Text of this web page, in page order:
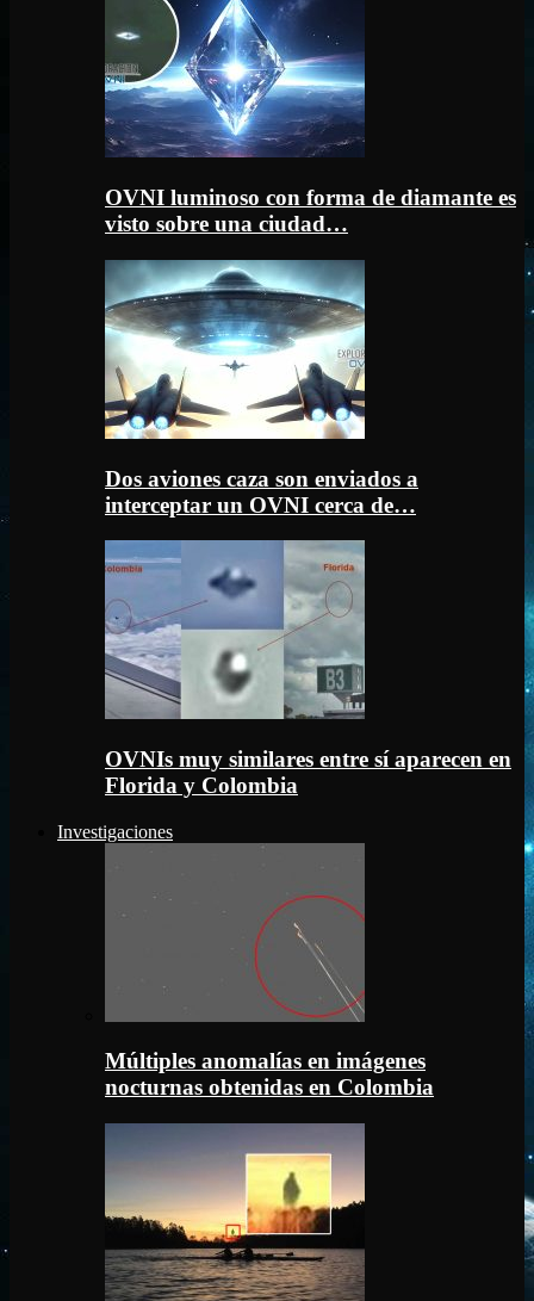
OVNI luminoso con forma de diamante es
visto sobre una ciudad…
Dos aviones caza son enviados a
interceptar un OVNI cerca de…
OVNIs muy similares entre sí aparecen en
Florida y Colombia
Investigaciones
Múltiples anomalías en imágenes
nocturnas obtenidas en Colombia